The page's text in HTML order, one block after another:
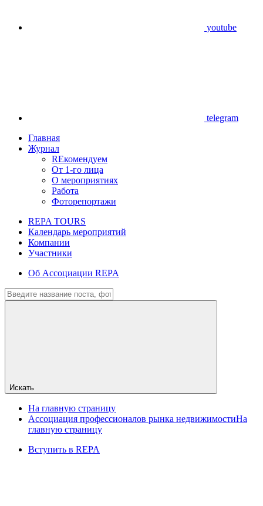
youtube
telegram
Главная
Журнал
REкомендуем
От 1-го лица
О мероприятиях
Работа
Фоторепортажи
REPA TOURS
Календарь мероприятий
Компании
Участники
Об Ассоциации REPA
Искать
На главную страницу
Ассоциация профессионалов рынка недвижимостиНа
главную страницу
Вступить в REPA